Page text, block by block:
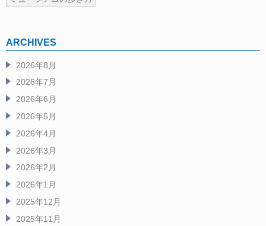
ARCHIVES
2026年8月
2026年7月
2026年6月
2026年5月
2026年4月
2026年3月
2026年2月
2026年1月
2025年12月
2025年11月